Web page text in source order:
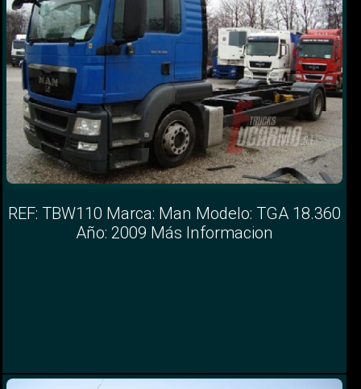
REF: TBW110 Marca: Man Modelo: TGA 18.360
Año: 2009 Más Informacion